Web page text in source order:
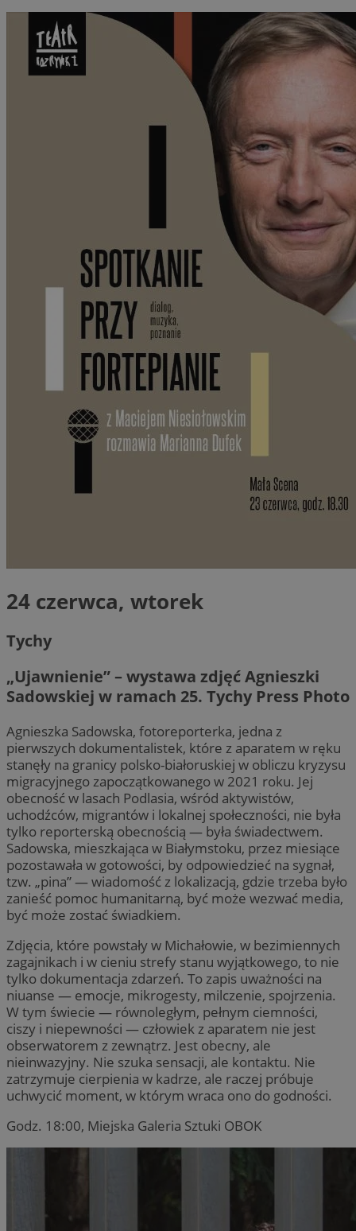
24 czerwca, wtorek
Tychy
„Ujawnienie” – wystawa zdjęć Agnieszki
Sadowskiej w ramach 25. Tychy Press Photo
Agnieszka Sadowska, fotoreporterka, jedna z
pierwszych dokumentalistek, które z aparatem w ręku
stanęły na granicy polsko-białoruskiej w obliczu kryzysu
migracyjnego zapoczątkowanego w 2021 roku. Jej
obecność w lasach Podlasia, wśród aktywistów,
uchodźców, migrantów i lokalnej społeczności, nie była
tylko reporterską obecnością — była świadectwem.
Sadowska, mieszkająca w Białymstoku, przez miesiące
pozostawała w gotowości, by odpowiedzieć na sygnał,
tzw. „pina” — wiadomość z lokalizacją, gdzie trzeba było
zanieść pomoc humanitarną, być może wezwać media,
być może zostać świadkiem.
Zdjęcia, które powstały w Michałowie, w bezimiennych
zagajnikach i w cieniu strefy stanu wyjątkowego, to nie
tylko dokumentacja zdarzeń. To zapis uważności na
niuanse — emocje, mikrogesty, milczenie, spojrzenia.
W tym świecie — równoległym, pełnym ciemności,
ciszy i niepewności — człowiek z aparatem nie jest
obserwatorem z zewnątrz. Jest obecny, ale
nieinwazyjny. Nie szuka sensacji, ale kontaktu. Nie
zatrzymuje cierpienia w kadrze, ale raczej próbuje
uchwycić moment, w którym wraca ono do godności.
Godz. 18:00, Miejska Galeria Sztuki OBOK